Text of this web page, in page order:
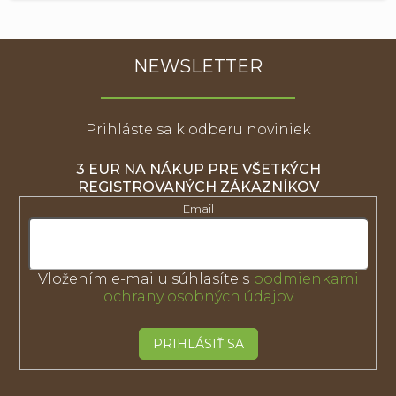
NEWSLETTER
Prihláste sa k odberu noviniek
3 EUR NA NÁKUP PRE VŠETKÝCH
REGISTROVANÝCH ZÁKAZNÍKOV
Email
Vložením e-mailu súhlasíte s podmienkami
ochrany osobných údajov
PRIHLÁSIŤ SA